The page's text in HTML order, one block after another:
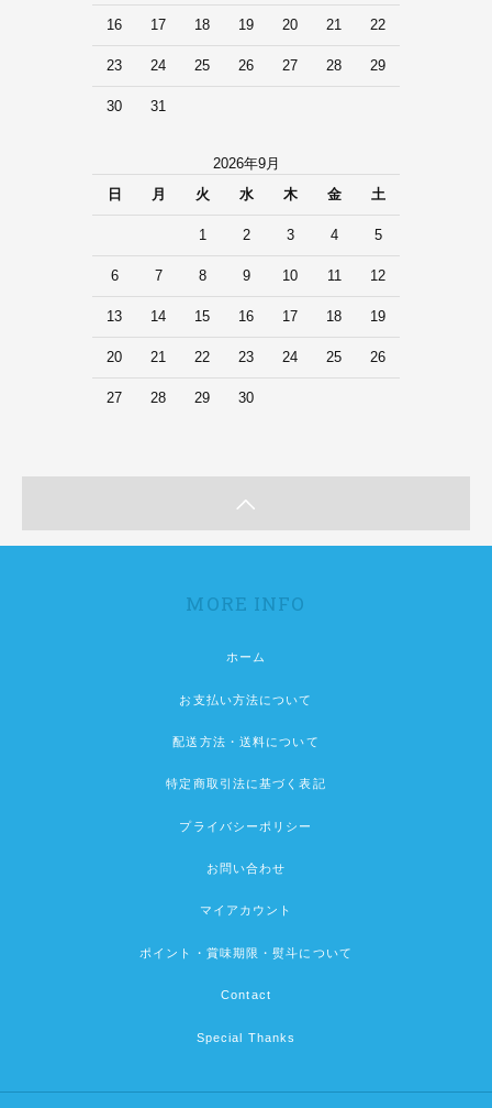
16 17 18 19 20 21 22
23 24 25 26 27 28 29
30 31
2026年9月
日
月 火 水 木 金 土
1 2 3 4 5
6 7 8 9 10 11 12
13 14 15 16 17 18 19
20 21 22 23 24 25 26
27 28 29 30
MORE INFO
ホーム
お支払い方法について
配送方法・送料について
特定商取引法に基づく表記
プライバシーポリシー
お問い合わせ
マイアカウント
ポイント・賞味期限・熨斗について
Contact
Special Thanks